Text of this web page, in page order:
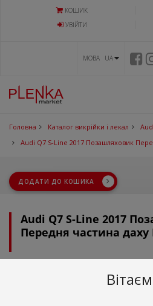
КОШИК
УВIЙТИ
МОВА UA
Головна Каталог викрійки і лекал
Audi Q7 S-Line 2017 Позашляховик
ДОДАТИ ДО КОШИКА
Audi Q7 S-Line 2017
Передня частина даху
грн.